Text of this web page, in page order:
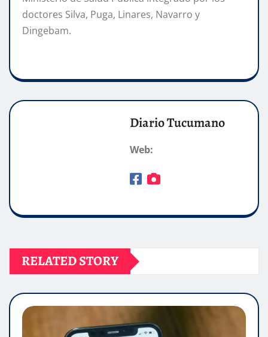
doctores Silva, Puga, Linares, Navarro y
Dingebam.
Diario Tucumano
Web:
RELATED STORY